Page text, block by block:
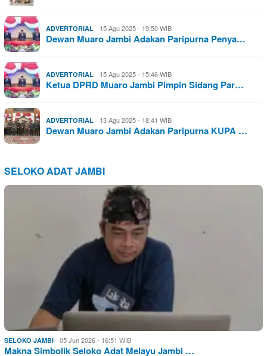
ADVERTORIAL 15 Agu 2025 - 19:50 WIB
Dewan Muaro Jambi Adakan Paripurna Penya…
ADVERTORIAL 15 Agu 2025 - 15:46 WIB
Ketua DPRD Muaro Jambi Pimpin Sidang Par…
ADVERTORIAL 13 Agu 2025 - 18:41 WIB
Dewan Muaro Jambi Adakan Paripurna KUPA …
SELOKO ADAT JAMBI
SELOKO JAMBI 05 Jun 2026 - 16:51 WIB
Makna Simbolik Seloko Adat Melayu Jambi …